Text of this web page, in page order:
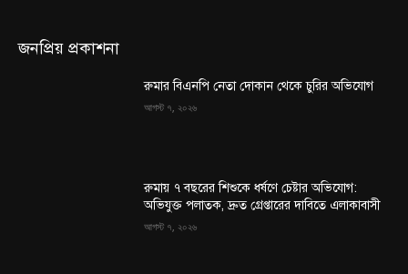
জনপ্রিয় প্রকাশনা
রুমার বিএনপি নেতা দোকান থেকে চুরির অভিযোগ
আগস্ট ৭, ২০২৬
রুমায় ৭ বছরের শিশুকে ধর্ষণে চেষ্টার অভিযোগ:
অভিযুক্ত পলাতক, দ্রুত গ্রেপ্তারের দাবিতে এলাকাবাসী
আগস্ট ৭, ২০২৬